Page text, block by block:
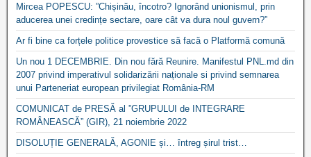
Mircea POPESCU: ”Chișinău, încotro? Ignorând unionismul, prin
aducerea unei credințe sectare, oare cât va dura noul guvern?”
Ar fi bine ca forțele politice provestice să facă o Platformă comună
Un nou 1 DECEMBRIE. Din nou fără Reunire. Manifestul PNL.md din
2007 privind imperativul solidarizării naționale si privind semnarea
unui Parteneriat european privilegiat România-RM
COMUNICAT de PRESĂ al ”GRUPULUI de INTEGRARE
ROMÂNEASCĂ” (GIR), 21 noiembrie 2022
DISOLUȚIE GENERALĂ, AGONIE și… întreg șirul trist…